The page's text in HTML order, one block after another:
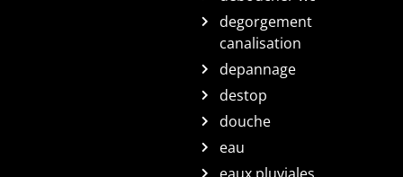
degorgement
canalisation
depannage
destop
douche
eau